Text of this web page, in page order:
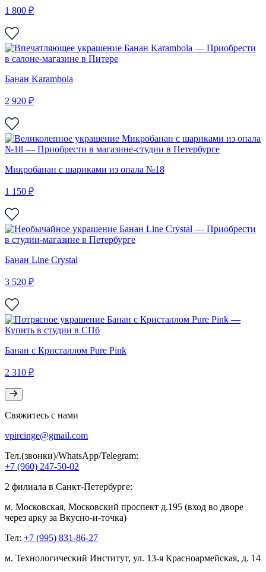
1 800 ₽
Банан Karambola
2 920 ₽
Микробанан с шариками из опала №18
1 150 ₽
Банан Line Crystal
3 520 ₽
Банан с Кристаллом Pure Pink
2 310 ₽
Свяжитесь с нами
vpircinge@gmail.com
Тел.(звонки)/WhatsApp/Telegram:
+7 (960) 247-50-02
2 филиала в Санкт-Петербурге:
м. Московская, Московский проспект д.195 (вход во дворе
через арку за Вкусно-и-точка)
Тел: +7 (995) 831-86-27‬
м. Технологический Институт, ул. 13-я Красноармейская, д. 14